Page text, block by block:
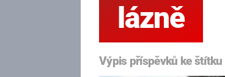
lázně
Výpis příspěvků ke štítku